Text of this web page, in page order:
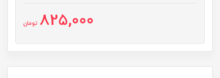
825,000 تومان